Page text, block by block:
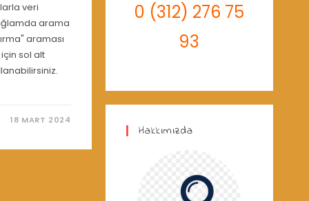
veri
arama
araması
için sol alt
18 MART 2024
0 (312) 276 75
93
Hakkımızda